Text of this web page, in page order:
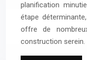
planification
étape
offre de
construction serein.